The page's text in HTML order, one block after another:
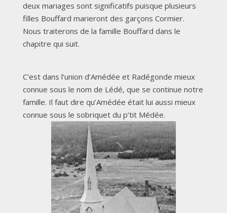
deux mariages sont significatifs puisque plusieurs
filles Bouffard marieront des garçons Cormier.
Nous traiterons de la famille Bouffard dans le
chapitre qui suit.
C’est dans l’union d’Amédée et Radégonde mieux
connue sous le nom de Lédé, que se continue notre
famille. Il faut dire qu’Amédée était lui aussi mieux
connue sous le sobriquet du p’tit Médée.